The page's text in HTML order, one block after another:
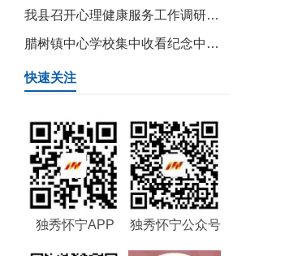
我县召开心理健康服务工作调研座谈会
腊树镇中心学校集中收看纪念中国人民抗日战争暨世界反法西斯战争胜利80周年大会
快速关注
独秀怀宁APP 独秀怀宁公众号